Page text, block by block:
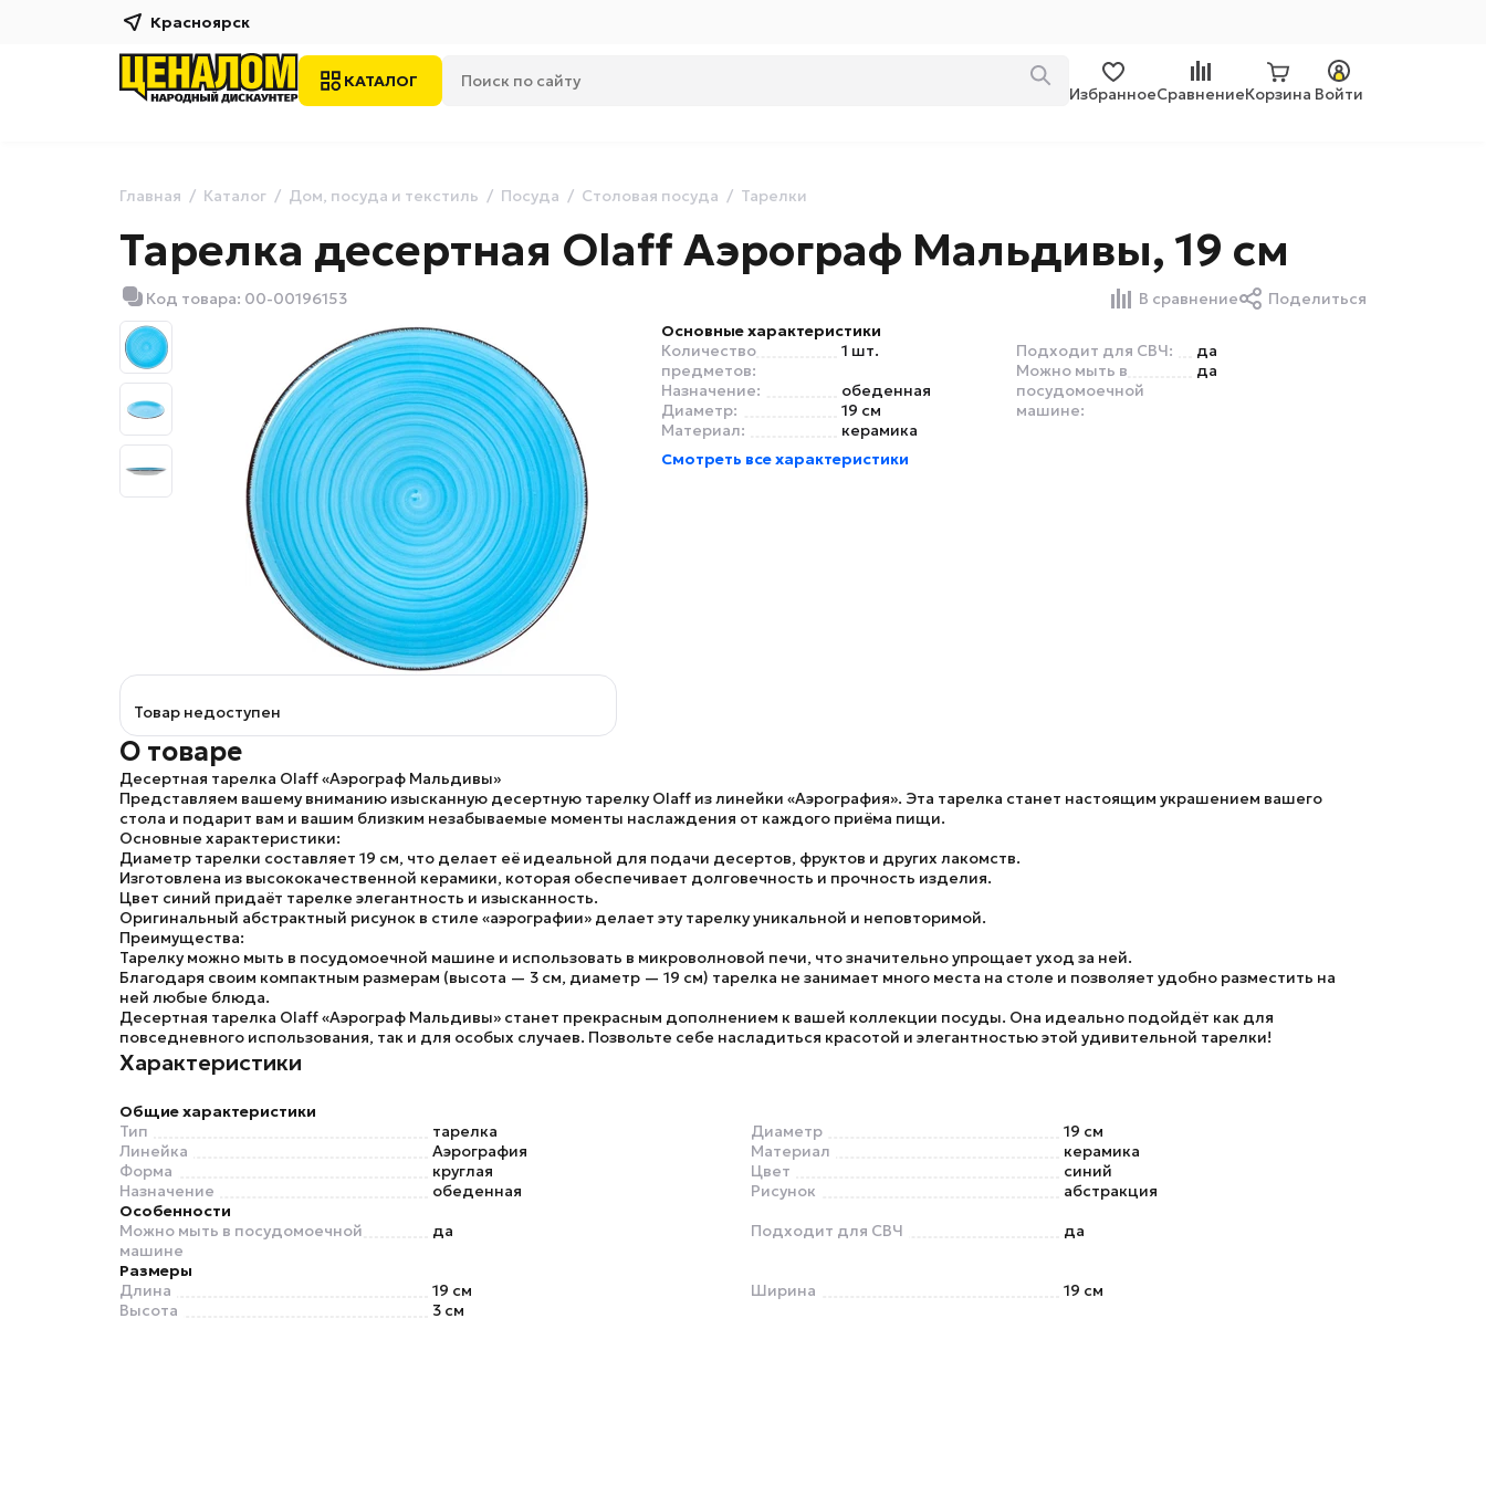
Красноярск
КАТАЛОГ
ИзбранноеСравнениеКорзина Войти
Главная Каталог Дом, посуда и текстиль Посуда Столовая посуда Тарелки
Тарелка десертная Olaff Аэрограф Мальдивы, 19 см
Код товара: 00-00196153 В сравнение
Поделиться
Основные характеристики
Количество
предметов:
1 шт.
Назначение:
обеденная
Диаметр:
19 см
Материал:
керамика
Подходит для СВЧ:
да
Можно мыть в
посудомоечной
машине:
да
Смотреть все характеристики
Товар недоступен
О товаре
Десертная тарелка Olaff «Аэрограф Мальдивы»
Представляем вашему вниманию изысканную десертную тарелку Olaff из линейки «Аэрография». Эта тарелка станет настоящим украшением вашего
стола и подарит вам и вашим близким незабываемые моменты наслаждения от каждого приёма пищи.
Основные характеристики:
Диаметр тарелки составляет 19 см, что делает её идеальной для подачи десертов, фруктов и других лакомств.
Изготовлена из высококачественной керамики, которая обеспечивает долговечность и прочность изделия.
Цвет синий придаёт тарелке элегантность и изысканность.
Оригинальный абстрактный рисунок в стиле «аэрографии» делает эту тарелку уникальной и неповторимой.
Преимущества:
Тарелку можно мыть в посудомоечной машине и использовать в микроволновой печи, что значительно упрощает уход за ней.
Благодаря своим компактным размерам (высота — 3 см, диаметр — 19 см) тарелка не занимает много места на столе и позволяет удобно разместить на
ней любые блюда.
Десертная тарелка Olaff «Аэрограф Мальдивы» станет прекрасным дополнением к вашей коллекции посуды. Она идеально подойдёт как для
повседневного использования, так и для особых случаев. Позвольте себе насладиться красотой и элегантностью этой удивительной тарелки!
Характеристики
Общие характеристики
Тип
тарелка
Линейка
Аэрография
Форма
круглая
Назначение
обеденная
Диаметр
19 см
Материал
керамика
Цвет
синий
Рисунок
абстракция
Особенности
Можно мыть в посудомоечной
машине
да Подходит для СВЧ
да
Размеры
Длина
19 см
Высота
3 см
Ширина 19 см